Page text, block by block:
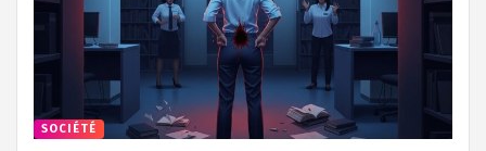
SOCIÉTÉ